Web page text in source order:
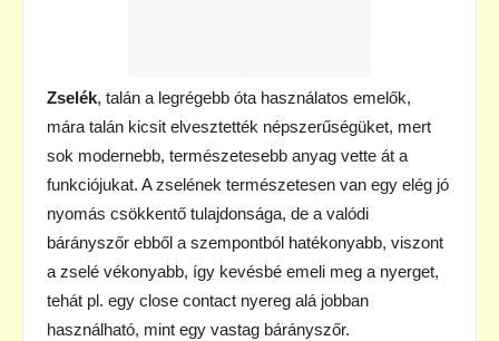
Zselék, talán a legrégebb óta használatos emelők,
mára talán kicsit elvesztették népszerűségüket, mert
sok modernebb, természetesebb anyag vette át a
funkciójukat. A zselének természetesen van egy elég jó
nyomás csökkentő tulajdonsága, de a valódi
bárányszőr ebből a szempontból hatékonyabb, viszont
a zselé vékonyabb, így kevésbé emeli meg a nyerget,
tehát pl. egy close contact nyereg alá jobban
használható, mint egy vastag bárányszőr.